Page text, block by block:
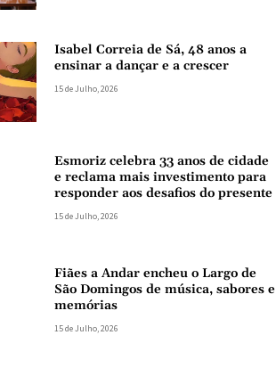
Isabel Correia de Sá, 48 anos a
ensinar a dançar e a crescer
15 de Julho, 2026
Esmoriz celebra 33 anos de cidade
e reclama mais investimento para
responder aos desafios do presente
15 de Julho, 2026
Fiães a Andar encheu o Largo de
São Domingos de música, sabores e
memórias
15 de Julho, 2026